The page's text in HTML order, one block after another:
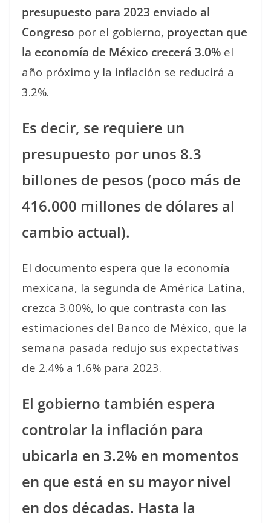
presupuesto para 2023 enviado al
Congreso por el gobierno, proyectan que
la economía de México crecerá 3.0% el
año próximo y la inflación se reducirá a
3.2%.
Es decir, se requiere un
presupuesto por unos 8.3
billones de pesos (poco más de
416.000 millones de dólares al
cambio actual).
El documento espera que la economía
mexicana, la segunda de América Latina,
crezca 3.00%, lo que contrasta con las
estimaciones del Banco de México, que la
semana pasada redujo sus expectativas
de 2.4% a 1.6% para 2023.
El gobierno también espera
controlar la inflación para
ubicarla en 3.2% en momentos
en que está en su mayor nivel
en dos décadas. Hasta la